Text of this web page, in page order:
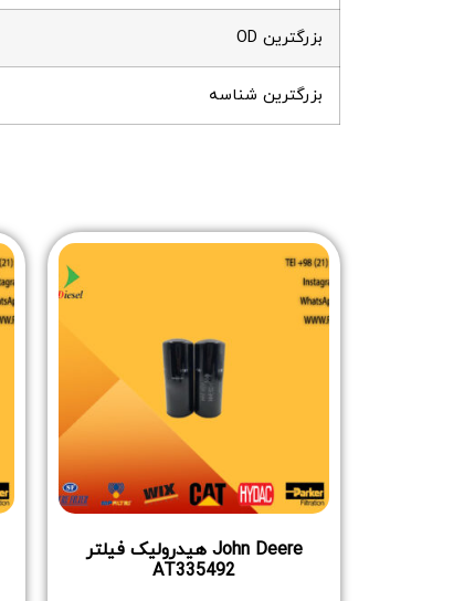
بزرگترین OD
بزرگترین شناسه
John Deere هیدرولیک فیلتر
AT335492